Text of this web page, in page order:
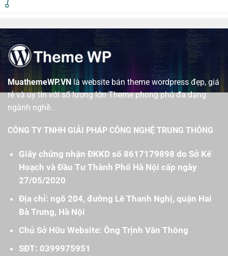
MuathemeWP.VNlà website bán theme wordpress đẹp, giá
rẻ và uy tín với số lượng lớn Theme phong phú đa dạng
ngành nghề.
CÔNG TY TNHH GIẢI PHÁP CÔNG NGHỆ TRUNG THÔNG
Giấy chứng nhận ĐKKD số 8617179898 do Sở Kế
Hoạch và Đầu Tư Thành Phố Hà Nội cấp ngày
27/05/2020
Địa chỉ: ngõ 204, đường Lê Thanh Nghị, quận Hai
Bà Trưng, Hà Nội
Chủ Sở Hữu Website: Ông Trịnh Văn Thông
SĐT: 0399975951